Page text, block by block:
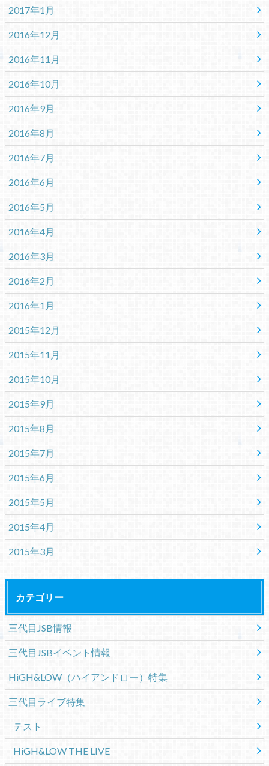
2017年1月
2016年12月
2016年11月
2016年10月
2016年9月
2016年8月
2016年7月
2016年6月
2016年5月
2016年4月
2016年3月
2016年2月
2016年1月
2015年12月
2015年11月
2015年10月
2015年9月
2015年8月
2015年7月
2015年6月
2015年5月
2015年4月
2015年3月
カテゴリー
三代目JSB情報
三代目JSBイベント情報
HiGH&LOW（ハイアンドロー）特集
三代目ライブ特集
テスト
HiGH&LOW THE LIVE